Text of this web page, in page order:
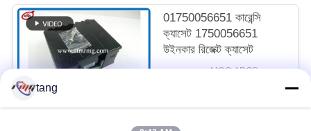
01750056651 কারেন্সি
ক্যাসেট 1750056651
উইনকার রিজেক্ট ক্যাসেট
আলোচনাযোগ্য MOQ:1PCS
tang